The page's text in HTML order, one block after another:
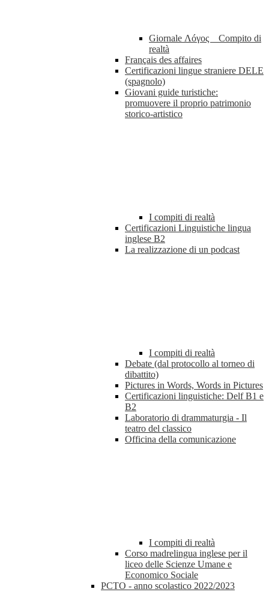
Giornale Λóγος _ Compito di
realtà
Français des affaires
Certificazioni lingue straniere DELE
(spagnolo)
Giovani guide turistiche:
promuovere il proprio patrimonio
storico-artistico
I compiti di realtà
Certificazioni Linguistiche lingua
inglese B2
La realizzazione di un podcast
I compiti di realtà
Debate (dal protocollo al torneo di
dibattito)
Pictures in Words, Words in Pictures
Certificazioni linguistiche: Delf B1 e
B2
Laboratorio di drammaturgia - Il
teatro del classico
Officina della comunicazione
I compiti di realtà
Corso madrelingua inglese per il
liceo delle Scienze Umane e
Economico Sociale
PCTO - anno scolastico 2022/2023